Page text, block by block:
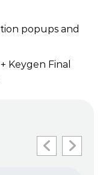
popups and
Keygen Final